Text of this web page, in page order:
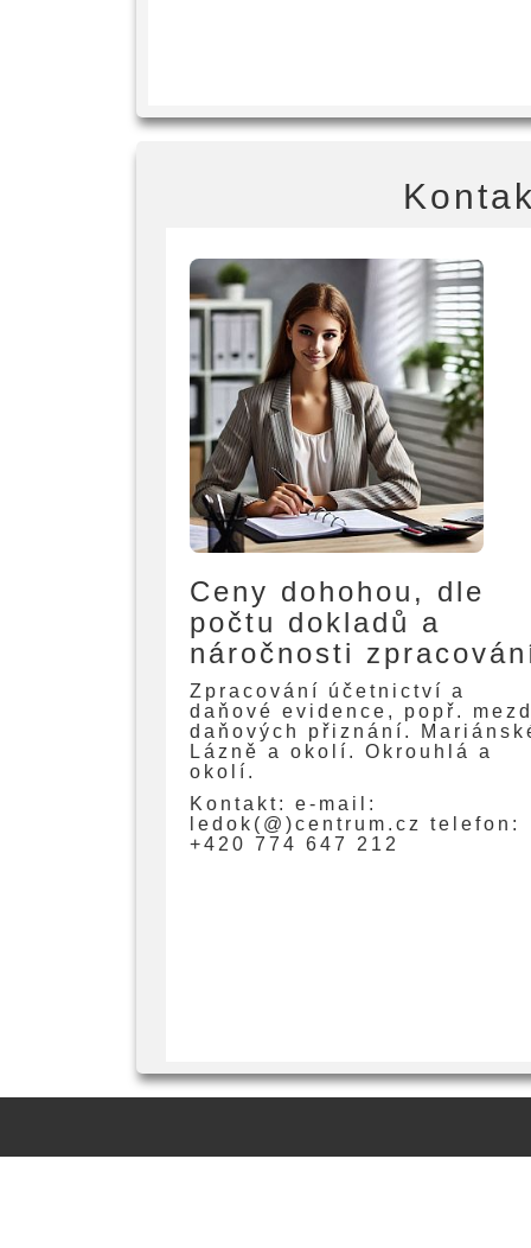
Ceny dohohou, dle
počtu dokladů a
náročnosti
Zpracování účetnictví a
daňové evidence, popř.
daňových přiznání.
Lázně a okolí. Okrouhlá a
okolí.
Kontakt: e-mail:
ledok(@)centrum.cz telefon:
+420 774 647 212